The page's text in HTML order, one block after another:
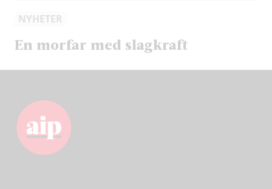
NYHETER
En morfar med slagkraft